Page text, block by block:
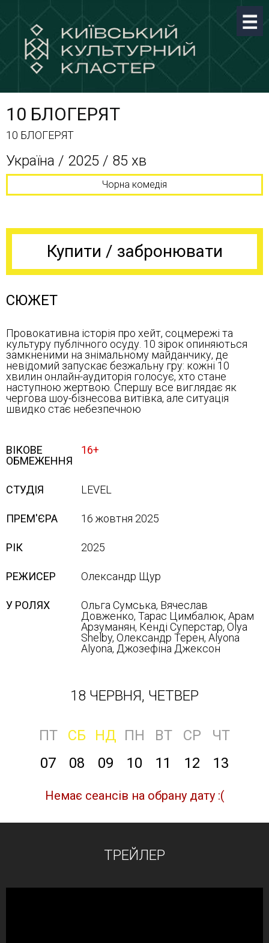
10 БЛОГЕРЯТ
10 БЛОГЕРЯТ
Україна / 2025 / 85 хв
Чорна комедія
Купити / забронювати
СЮЖЕТ
Провокативна історія про хейт, соцмережі та
культуру публічного осуду. 10 зірок опиняються
замкненими на знімальному майданчику, де
невідомий запускає безжальну гру: кожні 10
хвилин онлайн-аудиторія голосує, хто стане
наступною жертвою. Спершу все виглядає як
чергова шоу-бізнесова витівка, але ситуація
швидко стає небезпечною
ВІКОВЕ
ОБМЕЖЕННЯ
16+
СТУДІЯ LEVEL
ПРЕМ'ЄРА 16 жовтня 2025
РІК 2025
РЕЖИСЕР Олександр Щур
У РОЛЯХ
Ольга Сумська, Вячеслав
Довженко, Тарас Цимбалюк, Арам
Арзуманян, Кенді Суперстар, Olya
Shelby, Олександр Терен, Alyona
Alyona, Джозефіна Джексон
18 ЧЕРВНЯ, ЧЕТВЕР
ПТ СБ НД ПН ВТ СР
ЧТ
07
08 09 10 11 12 13
Немає сеансів на обрану дату :(
ТРЕЙЛЕР